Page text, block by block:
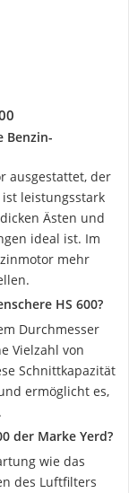
Benzin-
ausgestattet, der
leistungsstark
Ästen und
ideal ist. Im
mehr
HS 600?
Durchmesser
Vielzahl von
Schnittkapazität
ermöglicht es,
der Marke Yerd?
wie das
des Luftfilters